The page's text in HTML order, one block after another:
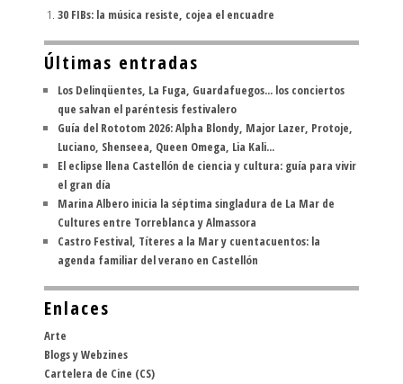
30 FIBs: la música resiste, cojea el encuadre
Últimas entradas
Los Delinqüentes, La Fuga, Guardafuegos... los conciertos
que salvan el paréntesis festivalero
Guía del Rototom 2026: Alpha Blondy, Major Lazer, Protoje,
Luciano, Shenseea, Queen Omega, Lia Kali...
El eclipse llena Castellón de ciencia y cultura: guía para vivir
el gran día
Marina Albero inicia la séptima singladura de La Mar de
Cultures entre Torreblanca y Almassora
Castro Festival, Títeres a la Mar y cuentacuentos: la
agenda familiar del verano en Castellón
Enlaces
Arte
Blogs y Webzines
Cartelera de Cine (CS)